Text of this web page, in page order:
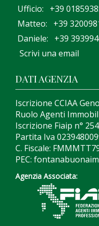
Ufficio: +39
Matteo: +39
Daniele: +39
Scrivi una email
DATI AGENZIA
Iscrizione CCIAA
Ruolo Agenti
Iscrizione Fiaip n°
Partita Iva
C. Fiscale:
PEC:
Agenzia Associata: